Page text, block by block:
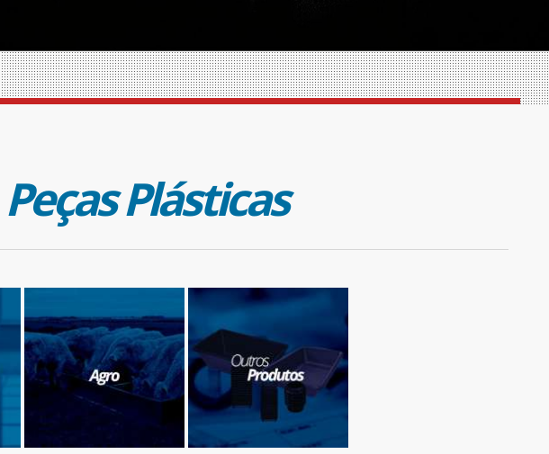
Peças Plásticas